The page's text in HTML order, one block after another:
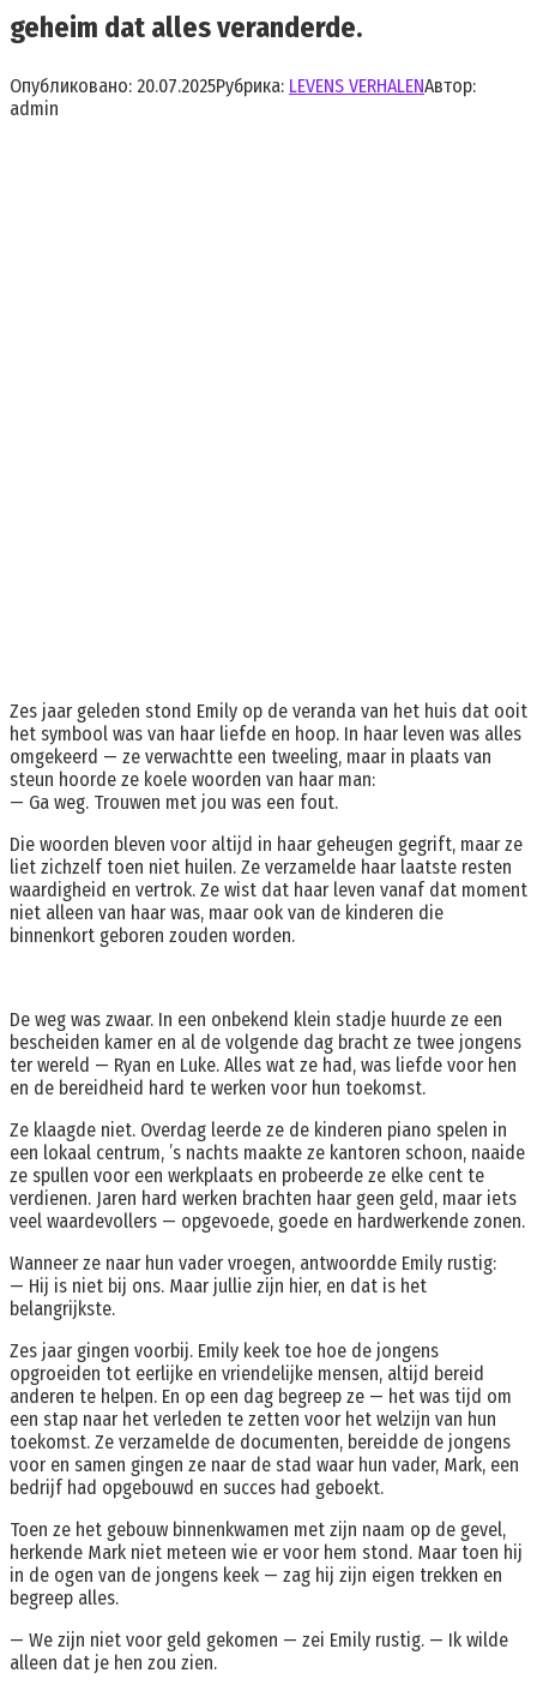
geheim dat alles veranderde.
Опубликовано: 20.07.2025Рубрика: LEVENS VERHALENАвтор:
admin
Zes jaar geleden stond Emily op de veranda van het huis dat ooit
het symbool was van haar liefde en hoop. In haar leven was alles
omgekeerd — ze verwachtte een tweeling, maar in plaats van
steun hoorde ze koele woorden van haar man:
— Ga weg. Trouwen met jou was een fout.
Die woorden bleven voor altijd in haar geheugen gegrift, maar ze
liet zichzelf toen niet huilen. Ze verzamelde haar laatste resten
waardigheid en vertrok. Ze wist dat haar leven vanaf dat moment
niet alleen van haar was, maar ook van de kinderen die
binnenkort geboren zouden worden.
De weg was zwaar. In een onbekend klein stadje huurde ze een
bescheiden kamer en al de volgende dag bracht ze twee jongens
ter wereld — Ryan en Luke. Alles wat ze had, was liefde voor hen
en de bereidheid hard te werken voor hun toekomst.
Ze klaagde niet. Overdag leerde ze de kinderen piano spelen in
een lokaal centrum, ’s nachts maakte ze kantoren schoon, naaide
ze spullen voor een werkplaats en probeerde ze elke cent te
verdienen. Jaren hard werken brachten haar geen geld, maar iets
veel waardevollers — opgevoede, goede en hardwerkende zonen.
Wanneer ze naar hun vader vroegen, antwoordde Emily rustig:
— Hij is niet bij ons. Maar jullie zijn hier, en dat is het
belangrijkste.
Zes jaar gingen voorbij. Emily keek toe hoe de jongens
opgroeiden tot eerlijke en vriendelijke mensen, altijd bereid
anderen te helpen. En op een dag begreep ze — het was tijd om
een stap naar het verleden te zetten voor het welzijn van hun
toekomst. Ze verzamelde de documenten, bereidde de jongens
voor en samen gingen ze naar de stad waar hun vader, Mark, een
bedrijf had opgebouwd en succes had geboekt.
Toen ze het gebouw binnenkwamen met zijn naam op de gevel,
herkende Mark niet meteen wie er voor hem stond. Maar toen hij
in de ogen van de jongens keek — zag hij zijn eigen trekken en
begreep alles.
— We zijn niet voor geld gekomen — zei Emily rustig. — Ik wilde
alleen dat je hen zou zien.